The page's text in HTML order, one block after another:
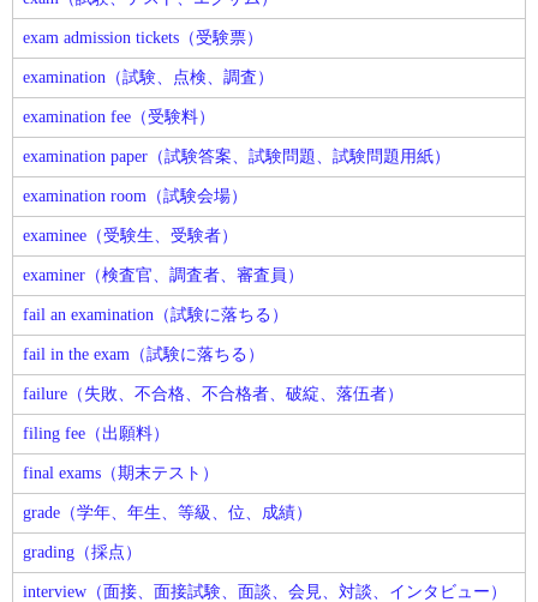
exam admission tickets（受験票）
examination（試験、点検、調査）
examination fee（受験料）
examination paper（試験答案、試験問題、試験問題用紙）
examination room（試験会場）
examinee（受験生、受験者）
examiner（検査官、調査者、審査員）
fail an examination（試験に落ちる）
fail in the exam（試験に落ちる）
failure（失敗、不合格、不合格者、破綻、落伍者）
filing fee（出願料）
final exams（期末テスト）
grade（学年、年生、等級、位、成績）
grading（採点）
interview（面接、面接試験、面談、会見、対談、インタビュー）